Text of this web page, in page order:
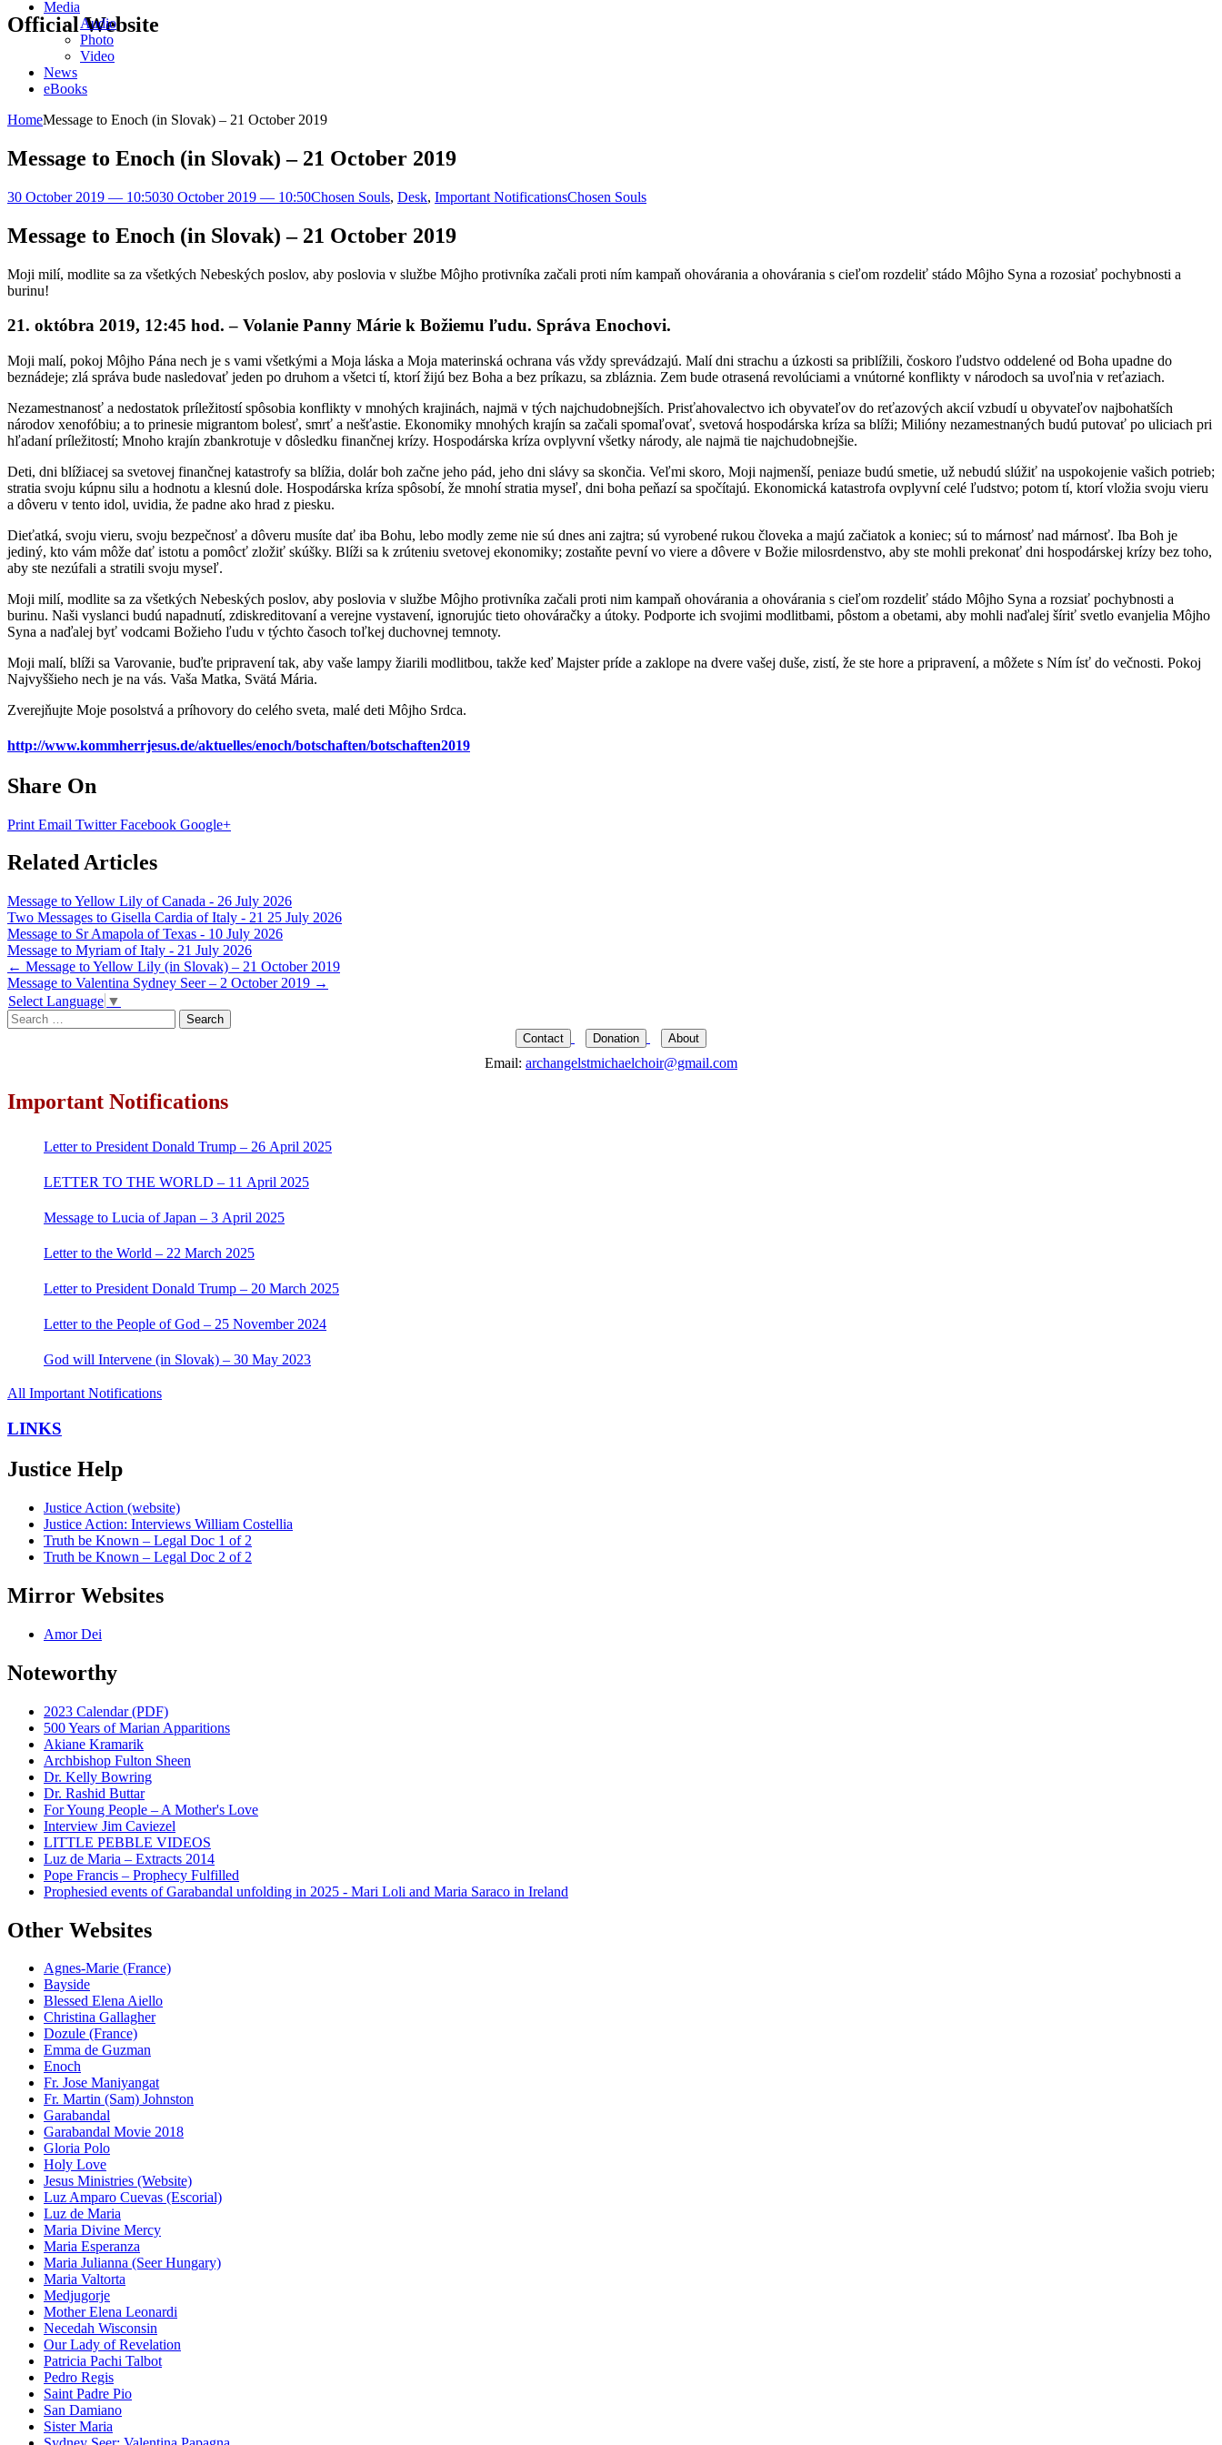
Official Website
Media
Audio
Photo
Video
News
eBooks
HomeMessage to Enoch (in Slovak) – 21 October 2019
Message to Enoch (in Slovak) – 21 October 2019
30 October 2019 — 10:5030 October 2019 — 10:50Chosen Souls, Desk, Important NotificationsChosen Souls
Message to Enoch (in Slovak) – 21 October 2019
Moji milí, modlite sa za všetkých Nebeských poslov, aby poslovia v službe Môjho protivníka začali proti ním kampaň ohovárania a ohovárania s cieľom rozdeliť stádo Môjho Syna a rozosiať pochybnosti a
burinu!
21. októbra 2019, 12:45 hod. – Volanie Panny Márie k Božiemu ľudu. Správa Enochovi.
Moji malí, pokoj Môjho Pána nech je s vami všetkými a Moja láska a Moja materinská ochrana vás vždy sprevádzajú. Malí dni strachu a úzkosti sa priblížili, čoskoro ľudstvo oddelené od Boha upadne do
beznádeje; zlá správa bude nasledovať jeden po druhom a všetci tí, ktorí žijú bez Boha a bez príkazu, sa zbláznia. Zem bude otrasená revolúciami a vnútorné konflikty v národoch sa uvoľnia v reťaziach.
Nezamestnanosť a nedostatok príležitostí spôsobia konflikty v mnohých krajinách, najmä v tých najchudobnejších. Prisťahovalectvo ich obyvateľov do reťazových akcií vzbudí u obyvateľov najbohatších
národov xenofóbiu; a to prinesie migrantom bolesť, smrť a nešťastie. Ekonomiky mnohých krajín sa začali spomaľovať, svetová hospodárska kríza sa blíži; Milióny nezamestnaných budú putovať po uliciach pri
hľadaní príležitostí; Mnoho krajín zbankrotuje v dôsledku finančnej krízy. Hospodárska kríza ovplyvní všetky národy, ale najmä tie najchudobnejšie.
Deti, dni blížiacej sa svetovej finančnej katastrofy sa blížia, dolár boh začne jeho pád, jeho dni slávy sa skončia. Veľmi skoro, Moji najmenší, peniaze budú smetie, už nebudú slúžiť na uspokojenie vašich potrieb;
stratia svoju kúpnu silu a hodnotu a klesnú dole. Hospodárska kríza spôsobí, že mnohí stratia myseľ, dni boha peňazí sa spočítajú. Ekonomická katastrofa ovplyvní celé ľudstvo; potom tí, ktorí vložia svoju vieru
a dôveru v tento idol, uvidia, že padne ako hrad z piesku.
Dieťatká, svoju vieru, svoju bezpečnosť a dôveru musíte dať iba Bohu, lebo modly zeme nie sú dnes ani zajtra; sú vyrobené rukou človeka a majú začiatok a koniec; sú to márnosť nad márnosť. Iba Boh je
jediný, kto vám môže dať istotu a pomôcť zložiť skúšky. Blíži sa k zrúteniu svetovej ekonomiky; zostaňte pevní vo viere a dôvere v Božie milosrdenstvo, aby ste mohli prekonať dni hospodárskej krízy bez toho,
aby ste nezúfali a stratili svoju myseľ.
Moji milí, modlite sa za všetkých Nebeských poslov, aby poslovia v službe Môjho protivníka začali proti nim kampaň ohovárania a ohovárania s cieľom rozdeliť stádo Môjho Syna a rozsiať pochybnosti a
burinu. Naši vyslanci budú napadnutí, zdiskreditovaní a verejne vystavení, ignorujúc tieto ohováračky a útoky. Podporte ich svojimi modlitbami, pôstom a obetami, aby mohli naďalej šíriť svetlo evanjelia Môjho
Syna a naďalej byť vodcami Božieho ľudu v týchto časoch toľkej duchovnej temnoty.
Moji malí, blíži sa Varovanie, buďte pripravení tak, aby vaše lampy žiarili modlitbou, takže keď Majster príde a zaklope na dvere vašej duše, zistí, že ste hore a pripravení, a môžete s Ním ísť do večnosti. Pokoj
Najvyššieho nech je na vás. Vaša Matka, Svätá Mária.
Zverejňujte Moje posolstvá a príhovory do celého sveta, malé deti Môjho Srdca.
http://www.kommherrjesus.de/aktuelles/enoch/botschaften/botschaften2019
Share On
Print Email TwitterFacebook Google+
Related Articles
Message to Yellow Lily of Canada - 26 July 2026
Two Messages to Gisella Cardia of Italy - 21 25 July 2026
Message to Sr Amapola of Texas - 10 July 2026
Message to Myriam of Italy - 21 July 2026
Post
navigation
← Message to Yellow Lily (in Slovak) – 21 October 2019
Message to Valentina Sydney Seer – 2 October 2019 →
Select Language ▼
Search
for:
Contact Donation About
Email: archangelstmichaelchoir@gmail.com
Important Notifications
Letter to President Donald Trump – 26 April 2025
LETTER TO THE WORLD – 11 April 2025
Message to Lucia of Japan – 3 April 2025
Letter to the World – 22 March 2025
Letter to President Donald Trump – 20 March 2025
Letter to the People of God – 25 November 2024
God will Intervene (in Slovak) – 30 May 2023
All Important Notifications
LINKS
Justice Help
Justice Action (website)
Justice Action: Interviews William Costellia
Truth be Known – Legal Doc 1 of 2
Truth be Known – Legal Doc 2 of 2
Mirror Websites
Amor Dei
Noteworthy
2023 Calendar (PDF)
500 Years of Marian Apparitions
Akiane Kramarik
Archbishop Fulton Sheen
Dr. Kelly Bowring
Dr. Rashid Buttar
For Young People – A Mother's Love
Interview Jim Caviezel
LITTLE PEBBLE VIDEOS
Luz de Maria – Extracts 2014
Pope Francis – Prophecy Fulfilled
Prophesied events of Garabandal unfolding in 2025 - Mari Loli and Maria Saraco in Ireland
Other Websites
Agnes-Marie (France)
Bayside
Blessed Elena Aiello
Christina Gallagher
Dozule (France)
Emma de Guzman
Enoch
Fr. Jose Maniyangat
Fr. Martin (Sam) Johnston
Garabandal
Garabandal Movie 2018
Gloria Polo
Holy Love
Jesus Ministries (Website)
Luz Amparo Cuevas (Escorial)
Luz de Maria
Maria Divine Mercy
Maria Esperanza
Maria Julianna (Seer Hungary)
Maria Valtorta
Medjugorje
Mother Elena Leonardi
Necedah Wisconsin
Our Lady of Revelation
Patricia Pachi Talbot
Pedro Regis
Saint Padre Pio
San Damiano
Sister Maria